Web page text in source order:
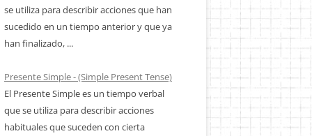
se utiliza para describir acciones que han
sucedido en un tiempo anterior y que ya
han finalizado, ...
Presente Simple - (Simple Present Tense)
El Presente Simple es un tiempo verbal
que se utiliza para describir acciones
habituales que suceden con cierta